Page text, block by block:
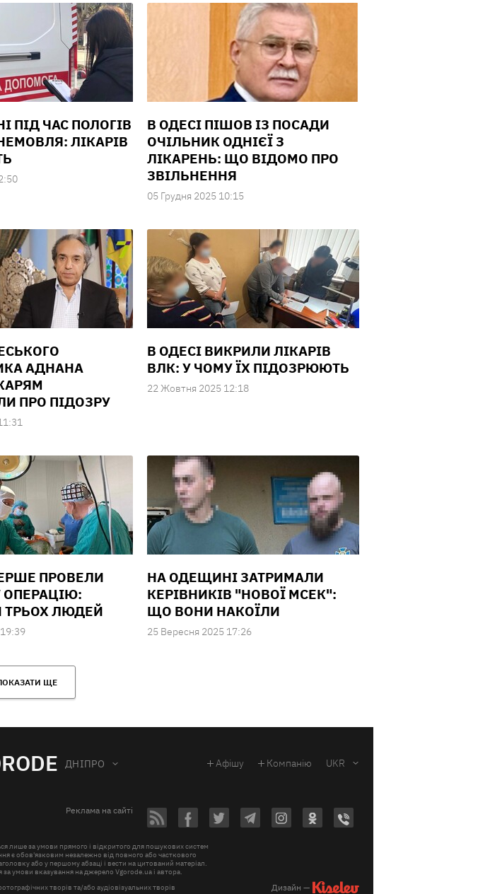
ПІД ЧАС ПОЛОГІВ
ЛІКАРІВ
В ОДЕСІ ПІШОВ ІЗ ПОСАДИ
ОЧІЛЬНИК ОДНІЄЇ З
ЛІКАРЕНЬ: ЩО ВІДОМО ПРО
ЗВІЛЬНЕННЯ
05 Грудня 2025 10:15
АДНАНА
ПРО ПІДОЗРУ
В ОДЕСІ ВИКРИЛИ ЛІКАРІВ
ВЛК: У ЧОМУ ЇХ ПІДОЗРЮЮТЬ
22 Жовтня 2025 12:18
ПРОВЕЛИ
ОПЕРАЦІЮ:
ТРЬОХ ЛЮДЕЙ
НА ОДЕЩИНІ ЗАТРИМАЛИ
КЕРІВНИКІВ "НОВОЇ МСЕК":
ЩО ВОНИ НАКОЇЛИ
25 Вересня 2025 17:26
ЩЕ
ДНІПРО Афішу Компанію UKR
Реклама на сайті
лише за умови прямого і відкритого для пошукових систем
є обов'язковим незалежно від повного або часткового
або у першому абзаці і вести на цитований матеріал.
умови вказування на джерело Vgorode.ua і автора.
творів та/або аудіовізуальних творів
Дизайн —